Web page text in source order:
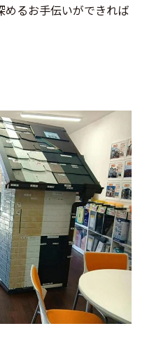
るお手伝いができれば